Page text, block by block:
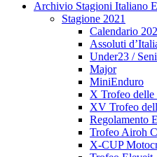
Archivio Stagioni Italiano
Stagione 2021
Calendario
Assoluti
Under23 /
Major
MiniEnduro
X Trofeo
XV Trofeo
Regolamento
Trofeo Airoh
X-CUP